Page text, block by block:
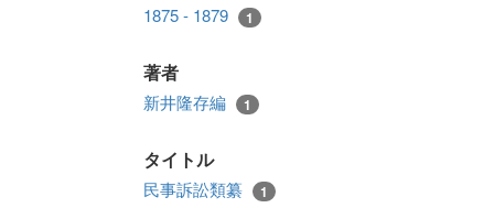
1875 - 1879 1
著者
新井隆存編 1
タイトル
民事訴訟類纂 1